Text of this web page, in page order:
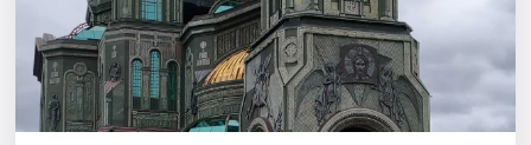
Экскурсии
Спорт
События